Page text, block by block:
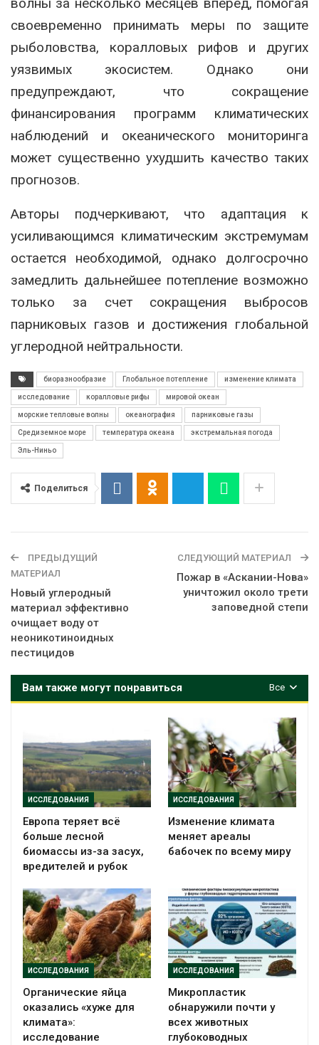
волны за несколько месяцев вперед, помогая
своевременно принимать меры по защите
рыболовства, коралловых рифов и других
уязвимых экосистем. Однако они
предупреждают, что сокращение
финансирования программ климатических
наблюдений и океанического мониторинга
может существенно ухудшить качество таких
прогнозов.
Авторы подчеркивают, что адаптация к
усиливающимся климатическим экстремумам
остается необходимой, однако долгосрочно
замедлить дальнейшее потепление возможно
только за счет сокращения выбросов
парниковых газов и достижения глобальной
углеродной нейтральности.
биоразнообразие Глобальное потепление изменение климата
исследование коралловые рифы мировой океан
морские тепловые волны океанография парниковые газы
Средиземное море температура океана экстремальная погода
Эль-Ниньо
Поделиться
ПРЕДЫДУЩИЙ
МАТЕРИАЛ
Новый углеродный
материал эффективно
очищает воду от
неоникотиноидных
пестицидов
СЛЕДУЮЩИЙ МАТЕРИАЛ
Пожар в «Аскании-Нова»
уничтожил около трети
заповедной степи
Все
Вам также могут понравиться
ИССЛЕДОВАНИЯ
Европа теряет всё
больше лесной
биомассы из-за засух,
вредителей и рубок
ИССЛЕДОВАНИЯ
Изменение климата
меняет ареалы
бабочек по всему миру
ИССЛЕДОВАНИЯ
Органические яйца
оказались «хуже для
климата»:
исследование
ИССЛЕДОВАНИЯ
Микропластик
обнаружили почти у
всех животных
глубоководных